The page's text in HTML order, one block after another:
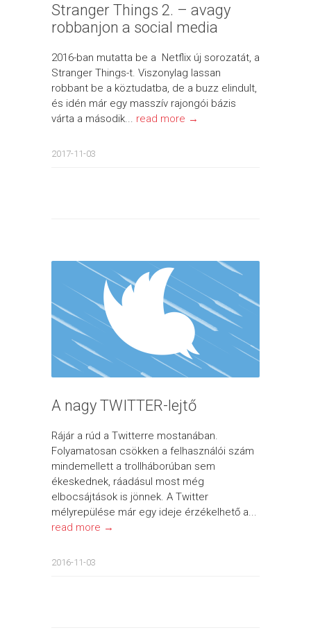
Stranger Things 2. – avagy
robbanjon a social media
2016-ban mutatta be a Netflix új sorozatát, a
Stranger Things-t. Viszonylag lassan
robbant be a köztudatba, de a buzz elindult,
és idén már egy masszív rajongói bázis
várta a második... read more →
2017-11-03
A nagy TWITTER-lejtő
Rájár a rúd a Twitterre mostanában.
Folyamatosan csökken a felhasználói szám
mindemellett a trollháborúban sem
ékeskednek, ráadásul most még
elbocsájtások is jönnek. A Twitter
mélyrepülése már egy ideje érzékelhető a...
read more →
2016-11-03